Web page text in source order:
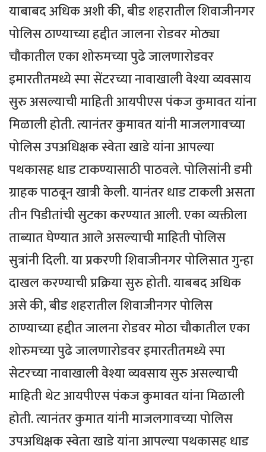
याबाबद अधिक अशी की, बीड शहरातील शिवाजीनगर
पोलिस ठाण्याच्या हद्दीत जालना रोडवर मोठ्या
चौकातील एका शोरुमच्या पुढे जालणारोडवर
इमारतीतमध्ये स्पा सेंटरच्या नावाखाली वेश्या व्यवसाय
सुरु असल्याची माहिती आयपीएस पंकज कुमावत यांना
मिळाली होती. त्यानंतर कुमावत यांनी माजलगावच्या
पोलिस उपअधिक्षक स्वेता खाडे यांना आपल्या
पथकासह धाड टाकण्यासाठी पाठवले. पोलिसांनी डमी
ग्राहक पाठवून खात्री केली. यानंतर धाड टाकली असता
तीन पिडीतांची सुटका करण्यात आली. एका व्यक्तीला
ताब्यात घेण्यात आले असल्याची माहिती पोलिस
सुत्रांनी दिली. या प्रकरणी शिवाजीनगर पोलिसात गुन्हा
दाखल करण्याची प्रक्रिया सुरु होती. याबबद अधिक
असे की, बीड शहरातील शिवाजीनगर पोलिस
ठाण्याच्या हद्दीत जालना रोडवर मोठा चौकातील एका
शोरुमच्या पुढे जालणारोडवर इमारतीतमध्ये स्पा
सेटरच्या नावाखाली वेश्या व्यवसाय सुरु असल्याची
माहिती थेट आयपीएस पंकज कुमावत यांना मिळाली
होती. त्यानंतर कुमात यांनी माजलगावच्या पोलिस
उपअधिक्षक स्वेता खाडे यांना आपल्या पथकासह धाड